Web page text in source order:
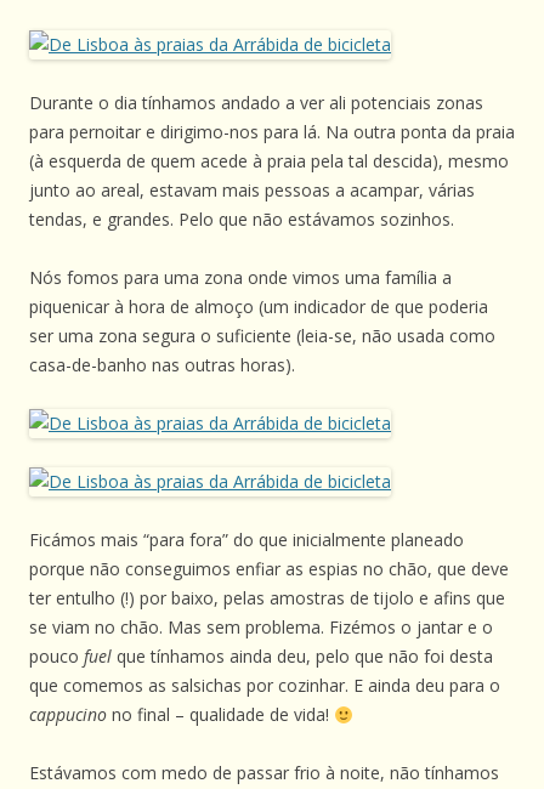
Durante o dia tínhamos andado a ver ali potenciais zonas
para pernoitar e dirigimo-nos para lá. Na outra ponta da praia
(à esquerda de quem acede à praia pela tal descida), mesmo
junto ao areal, estavam mais pessoas a acampar, várias
tendas, e grandes. Pelo que não estávamos sozinhos.
Nós fomos para uma zona onde vimos uma família a
piquenicar à hora de almoço (um indicador de que poderia
ser uma zona segura o suficiente (leia-se, não usada como
casa-de-banho nas outras horas).
Ficámos mais “para fora” do que inicialmente planeado
porque não conseguimos enfiar as espias no chão, que deve
ter entulho (!) por baixo, pelas amostras de tijolo e afins que
se viam no chão. Mas sem problema. Fizémos o jantar e o
pouco fuel que tínhamos ainda deu, pelo que não foi desta
que comemos as salsichas por cozinhar. E ainda deu para o
cappucino no final – qualidade de vida!
Estávamos com medo de passar frio à noite, não tínhamos